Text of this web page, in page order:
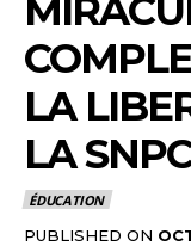
LA
LA SNPC
ÉDUCATION
PUBLISHED ON